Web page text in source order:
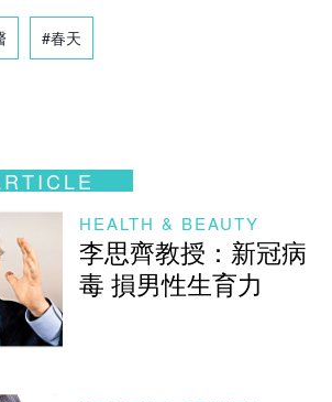
#春天
HEALTH & BEAUTY
李思齊教授：新冠病
毒 損男性生育力